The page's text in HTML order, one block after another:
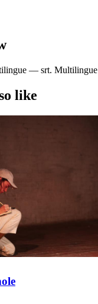
— srt. Multilingue
like